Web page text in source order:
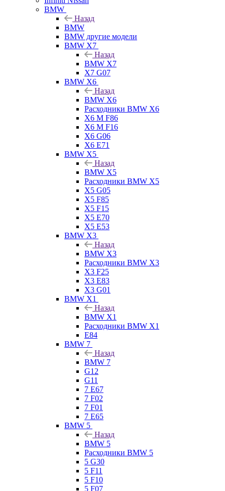
BMW
Назад
BMW
BMW другие модели
BMW X7
Назад
BMW X7
X7 G07
BMW X6
Назад
BMW X6
Расходники BMW X6
X6 M F86
X6 M F16
X6 G06
X6 E71
BMW X5
Назад
BMW X5
Расходники BMW X5
X5 G05
X5 F85
X5 F15
X5 E70
X5 E53
BMW X3
Назад
BMW X3
Расходники BMW X3
X3 F25
X3 E83
X3 G01
BMW X1
Назад
BMW X1
Расходники BMW X1
E84
BMW 7
Назад
BMW 7
G12
G11
7 Е67
7 F02
7 F01
7 E65
BMW 5
Назад
BMW 5
Расходники BMW 5
5 G30
5 F11
5 F10
5 F07